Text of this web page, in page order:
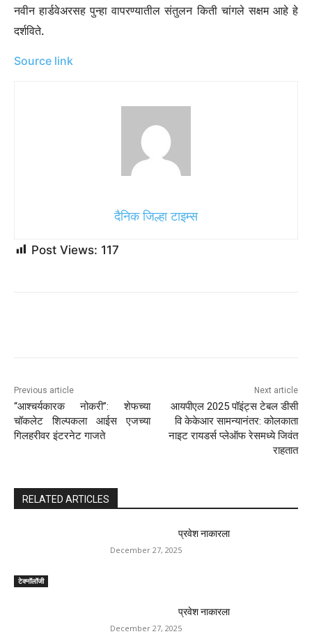
करण्यासाठी एक पाऊल आहे.
स्पेसएक्सने 2025 च्या 50 व्या फाल्कन 9
स्टारलिंक नेटवर्क वाढविण्यासाठी समर्पित स्पेसएक्सची 50 वा फाल्कन 9
मिशन, कंपनीच्या अथक लॉन्च कॅडन्सचे वैशिष्ट्य आहे, ज्यात या
आणि पुनर्प्राप्त तंत्रज्ञान परिष्कृत करीत आहे. एकाच दिवसात कंपनी दोन